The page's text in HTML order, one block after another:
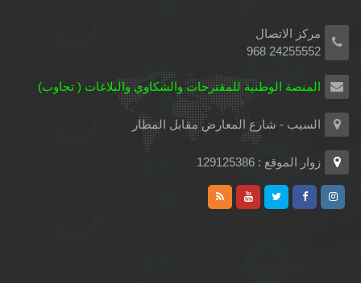
مركز الاتصال
24255552 968
المنصة الوطنية للمقترحات والشكاوي والبلاغات ( تجاوب)
السيب - شارع المعارض مقابل المطار
زوار الموقع : 129125386